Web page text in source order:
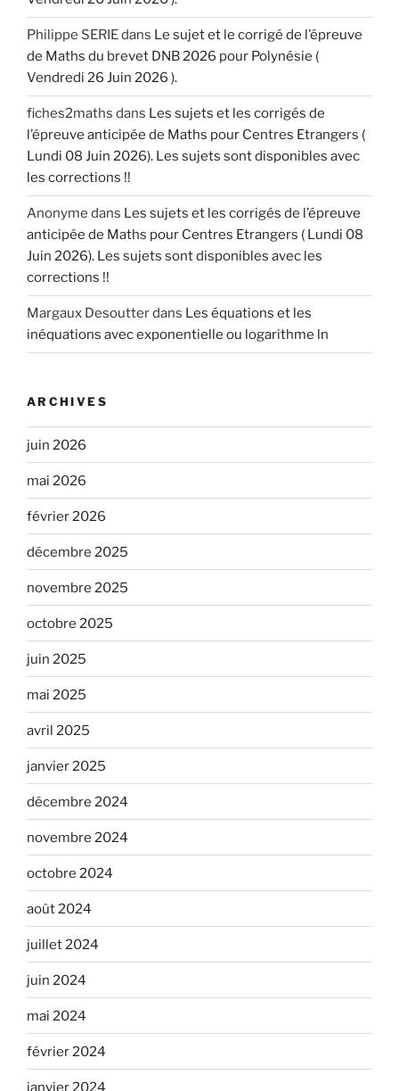
Philippe SERIEdans Le sujet et le corrigé de l’épreuve
de Maths du brevet DNB 2026 pour Polynésie (
Vendredi 26 Juin 2026 ).
fiches2maths dans Les sujets et les corrigés de
l’épreuve anticipée de Maths pour Centres Etrangers (
Lundi 08 Juin 2026). Les sujets sont disponibles avec
les corrections !!
Anonyme dans Les sujets et les corrigés de l’épreuve
anticipée de Maths pour Centres Etrangers ( Lundi 08
Juin 2026). Les sujets sont disponibles avec les
corrections !!
Margaux Desoutterdans Les équations et les
inéquations avec exponentielle ou logarithme ln
ARCHIVES
juin 2026
mai 2026
février 2026
décembre 2025
novembre 2025
octobre 2025
juin 2025
mai 2025
avril 2025
janvier 2025
décembre 2024
novembre 2024
octobre 2024
août 2024
juillet 2024
juin 2024
mai 2024
février 2024
janvier 2024